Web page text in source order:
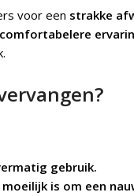
voor een strakke
gebruik.
is om een